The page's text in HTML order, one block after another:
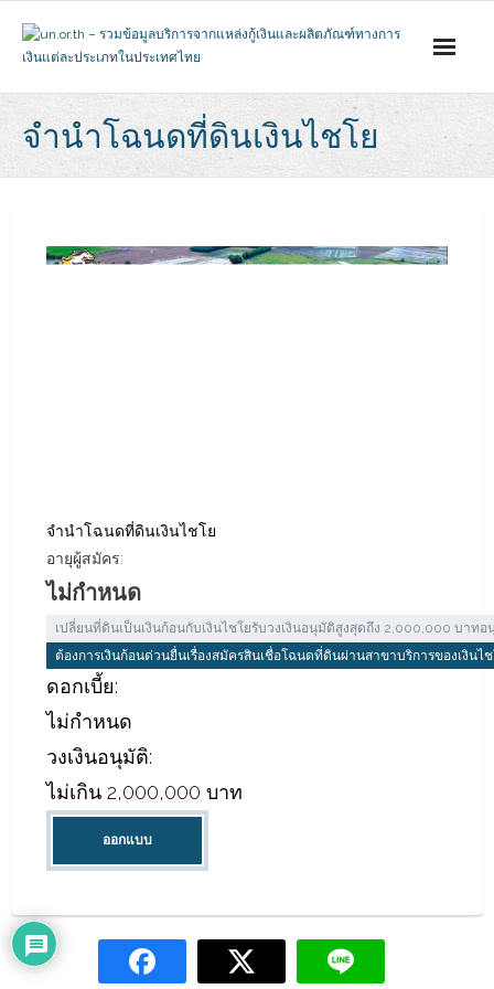
content
จํานําโฉนดที่ดินเงินไชโย
จํานําโฉนดที่ดินเงินไชโย
อายุผู้สมัคร:
ไม่กำหนด
เปลี่ยนที่ดินเป็นเงินก้อนกับเงินไชโยรับวงเงินอนุมัติสูงสุดถึง 2,000,000 บาทอ
ต้องการเงินก้อนด่วนยื่นเรื่องสมัครสินเชื่อโฉนดที่ดินผ่านสาขาบริการของเงินไ
ดอกเบี้ย:
ไม่กำหนด
วงเงินอนุมัติ:
ไม่เกิน 2,000,000 บาท
ออกแบบ